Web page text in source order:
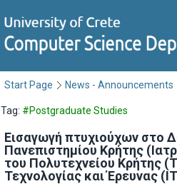
Start Page News - Announcements
Tag: #Postgraduate Studies
Εισαγωγή πτυχιούχων στο
Πανεπιστημίου Κρήτης
του Πολυτεχνείου Κρήτης
Τεχνολογίας και Έρευνας